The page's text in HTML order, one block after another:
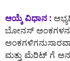
ಆಯ್ಕೆ ವಿಧಾನ :
ಬೋನಸ್
ಮತ್ತು ಮೆರಿಟ್ ಗೆ